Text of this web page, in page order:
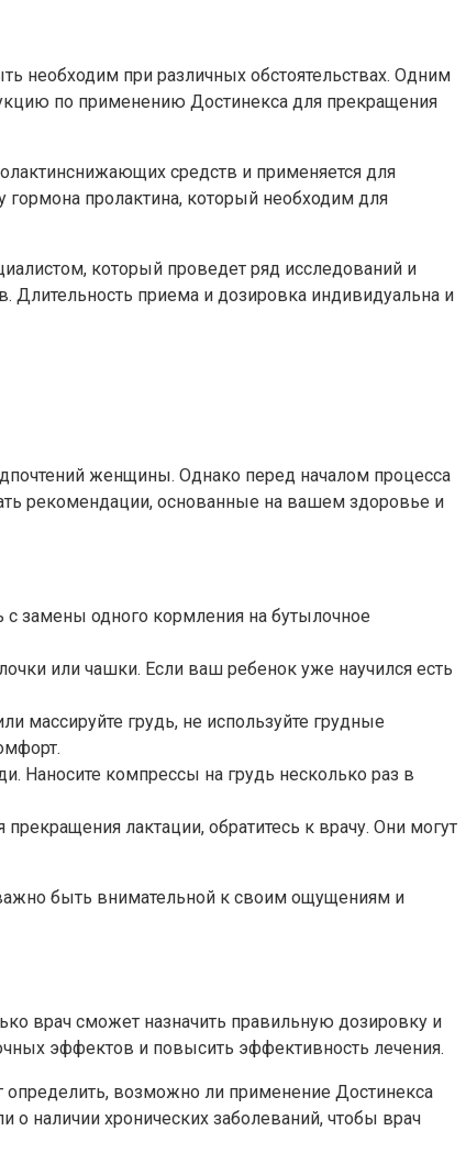
необходим при различных обстоятельствах. Одним
по применению Достинекса для прекращения
средств и применяется для
пролактина, который необходим для
который проведет ряд исследований и
Длительность приема и дозировка индивидуальна и
женщины. Однако перед началом процесса
рекомендации, основанные на вашем здоровье и
замены одного кормления на бутылочное
или чашки. Если ваш ребенок уже научился есть
массируйте грудь, не используйте грудные
Наносите компрессы на грудь несколько раз в
лактации, обратитесь к врачу. Они могут
быть внимательной к своим ощущениям и
врач сможет назначить правильную дозировку и
эффектов и повысить эффективность лечения.
определить, возможно ли применение Достинекса
наличии хронических заболеваний, чтобы врач